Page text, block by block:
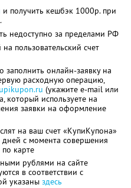
и получить кешбэк 1000р. при
недоступно за пределами РФ
пользовательский счет
онлайн-заявку на
расходную операцию,
(укажите e-mail или
который используете на
заявки на оформление
на ваш счет «КупиКупона»
дней с момента совершения
карте
рублями на сайте
в соответствии с
указаны здесь